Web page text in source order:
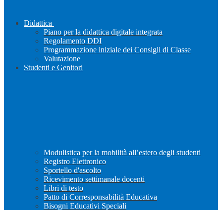
Didattica
Piano per la didattica digitale integrata
Regolamento DDI
Programmazione iniziale dei Consigli di Classe
Valutazione
Studenti e Genitori
Modulistica per la mobilità all’estero degli studenti
Registro Elettronico
Sportello d'ascolto
Ricevimento settimanale docenti
Libri di testo
Patto di Corresponsabilità Educativa
Bisogni Educativi Speciali